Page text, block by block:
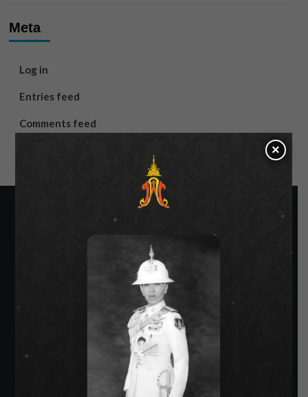
Meta
Log in
Entries feed
Comments feed
SIAMRATH VARIETY
THE BEST ENTERTAINMENT
×